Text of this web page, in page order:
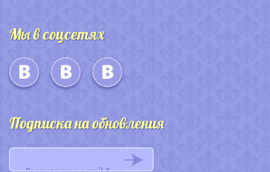
Мы в соцсетях
Подписка на обновления